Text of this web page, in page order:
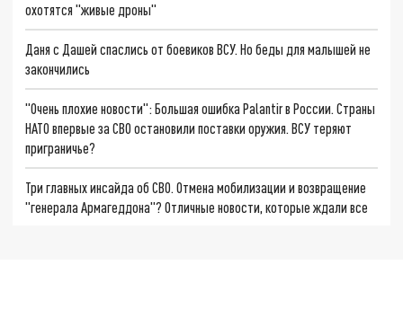
охотятся "живые дроны"
Даня с Дашей спаслись от боевиков ВСУ. Но беды для малышей не
закончились
"Очень плохие новости": Большая ошибка Palantir в России. Страны
НАТО впервые за СВО остановили поставки оружия. ВСУ теряют
приграничье?
Три главных инсайда об СВО. Отмена мобилизации и возвращение
"генерала Армагеддона"? Отличные новости, которые ждали все